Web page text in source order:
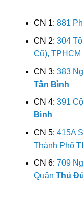
CN 1: 881
CN 2: 304
Cũ), TPHCM
CN 3: 383
Tân Bình
CN 4: 391
Bình
CN 5: 415A
Thành Phố
CN 6: 709
Quận Thủ